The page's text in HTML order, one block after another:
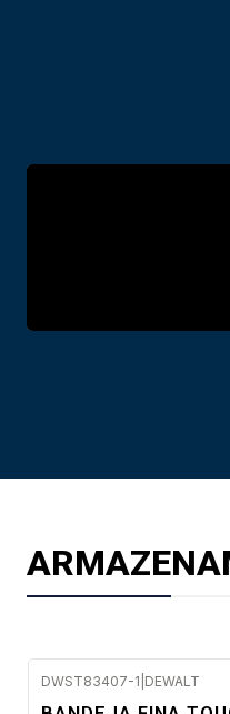
DWST83407-1 DEWALT